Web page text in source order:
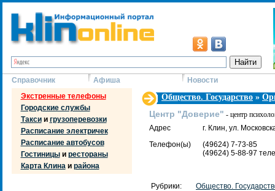
Справочник Афиша
Новости
Экстренные телефоны
Городские службы
Таксии грузоперевозки
Расписание электричек
Расписание автобусов
Гостиницыи рестораны
Карта Клинаи района
Общество. Государство »
Центр "Доверие" - центр
Адрес
г. Клин, ул.
Телефон(ы)
(49624) 7-73-85
(49624) 5-88-97
Рубрики:
Общество.